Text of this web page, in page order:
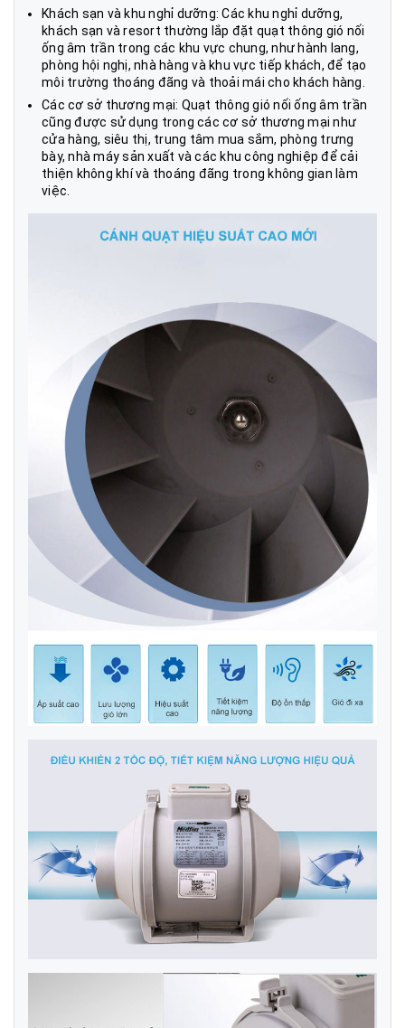
Khách sạn và khu nghỉ dưỡng: Các khu nghỉ dưỡng,
khách sạn và resort thường lắp đặt quạt thông gió nối
ống âm trần trong các khu vực chung, như hành lang,
phòng hội nghị, nhà hàng và khu vực tiếp khách, để tạo
môi trường thoáng đãng và thoải mái cho khách hàng.
Các cơ sở thương mại: Quạt thông gió nối ống âm trần
cũng được sử dụng trong các cơ sở thương mại như
cửa hàng, siêu thị, trung tâm mua sắm, phòng trưng
bày, nhà máy sản xuất và các khu công nghiệp để cải
thiện không khí và thoáng đãng trong không gian làm
việc.